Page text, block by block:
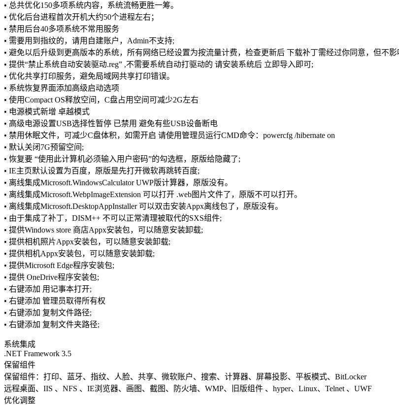
• 总共优化150多项系统内容，系统流畅更胜一筹。
• 优化后台进程首次开机大约50个进程左右；
• 禁用后台40多项系统不常用服务
• 需要用到指纹的，请用自建账户，Admin不支持;
• 避免以后升级到更高版本的系统，所有网络已经设置为按流量计费，检查更新后 下载补丁需经过你同意，但不
• 提供“禁止系统自动安装驱动.reg” ,不需要系统自动打驱动的 请安装系统后 立即导入即可;
• 优化共享打印服务，避免局域网共享打印错误。
• 系统恢复界面添加高级启动选项
• 使用Compact OS释放空间，C盘占用空间可减少2G左右
• 电源模式新增 卓越模式
• 高级电源设置USB选择性暂停 已禁用 避免有些USB设备断电
• 禁用休眠文件，可减少C盘体积，如需开启 请使用管理员运行CMD命令：powercfg /hibernate on
• 默认关闭7G预留空间;
• 恢复要 “使用此计算机必须输入用户密码”的勾选框，原版给隐藏了;
• IE主页默认设置为百度，原版是先打开微软再跳转百度;
• 离线集成Microsoft.WindowsCalculator UWP版计算器，原版没有。
• 离线集成Microsoft.WebpImageExtension 可以打开 .web图片文件了，原版不可以打开。
• 离线集成Microsoft.DesktopAppInstaller 可以双击安装Appx离线包了，原版没有。
• 由于集成了补丁，DISM++ 不可以正常清理被取代的SXS组件;
• 提供Windows store 商店Appx安装包，可以随意安装卸载;
• 提供相机照片Appx安装包，可以随意安装卸载;
• 提供相机Appx安装包，可以随意安装卸载;
• 提供Microsoft Edge程序安装包;
• 提供 OneDrive程序安装包;
• 右键添加 用记事本打开;
• 右键添加 管理员取得所有权
• 右键添加 复制文件路径;
• 右键添加 复制文件夹路径;
系统集成
.NET Framework 3.5
保留组件
保留组件：打印、蓝牙、指纹、人脸、共享、微软账户、搜索、计算器、屏幕投影、平板模式、BitLocker
远程桌面、IIS 、NFS 、IE浏览器、画图、截图、防火墙、WMP、旧版组件 、hyper、Linux、Telnet 、UWF
优化调整